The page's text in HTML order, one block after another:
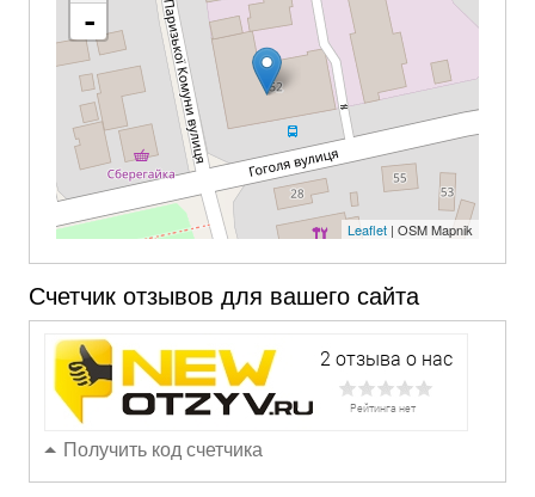
-
Leaflet| OSM Mapnik
Счетчик отзывов для вашего сайта
Получить код счетчика